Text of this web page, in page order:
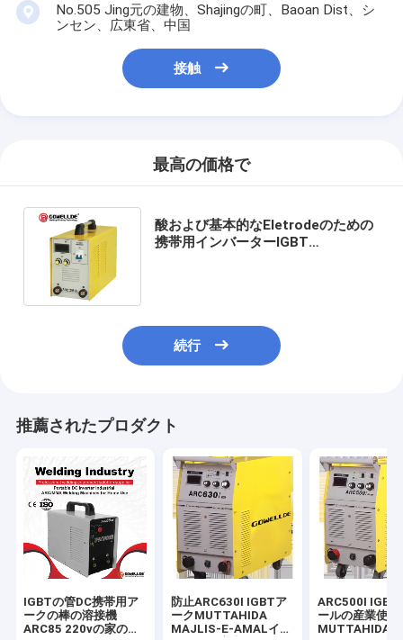
No.505 Jing元の建物、Shajingの町、Baoan Dist、シ
ンセン、広東省、中国
接触
最高の価格で
酸および基本的なEletrodeのための
携帯用インバーターIGBT
続行
推薦されたプロダクト
IGBTの管DC携帯用ア
ークの棒の溶接機
ARC85 220vの家の使
防止ARC630I IGBTア
ークMUTTAHIDA
MAJLIS-E-AMALイン
ARC500I IGBT
ールの産業使用
MUTTAHIDA